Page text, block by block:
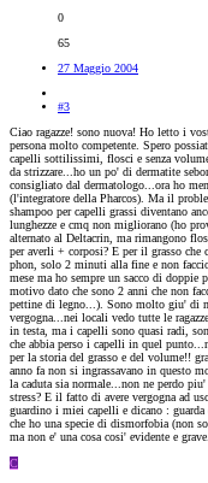
0
65
27 Maggio 2004
#3
Ciao ragazze! sono nuova! Ho letto i
persona molto competente. Spero
capelli sottilissimi, flosci e senza
da strizzare...ho un po' di dermatite
consigliato dal dermatologo...ora ho
(l'integratore della Pharcos). Ma il
shampoo per capelli grassi diventano
lunghezze e cmq non migliorano (ho
alternato al Deltacrin, ma rimangono
per averli + corposi? E per il grasso
phon, solo 2 minuti alla fine e non
mese ma ho sempre un sacco di doppie
motivo dato che sono 2 anni che non
pettine di legno...). Sono molto giu' di
vergogna...nei locali vedo tutte le
in testa, ma i capelli sono quasi radi,
che abbia perso i capelli in quel
per la storia del grasso e del volume!!
anno fa non si ingrassavano in questo
la caduta sia normale...non ne perdo
stress? E il fatto di avere vergogna ad
guardino i miei capelli e dicano : guarda
che ho una specie di dismorfobia (non
ma non e' una cosa cosi' evidente e
C